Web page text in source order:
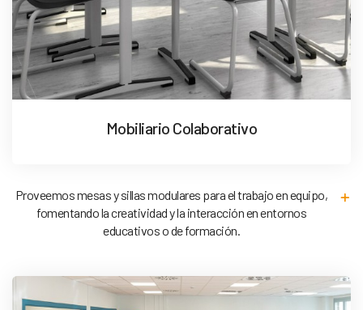
Mobiliario Colaborativo
Proveemos mesas y sillas modulares para el trabajo en equipo,
fomentando la creatividad y la interacción en entornos
educativos o de formación.